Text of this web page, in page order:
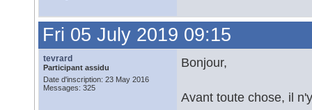
Fri 05 July 2019 09:15
tevrard
Participant assidu
Date d'inscription: 23 May 2016
Messages: 325
Bonjour,
Avant toute chose, il